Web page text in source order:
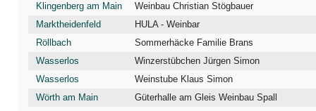
Klingenberg am Main
Weinbau Christian Stögbauer
Marktheidenfeld
HULA - Weinbar
Röllbach
Sommerhäcke Familie Brans
Wasserlos
Winzerstübchen Jürgen Simon
Wasserlos
Weinstube Klaus Simon
Wörth am Main
Güterhalle am Gleis Weinbau Spall